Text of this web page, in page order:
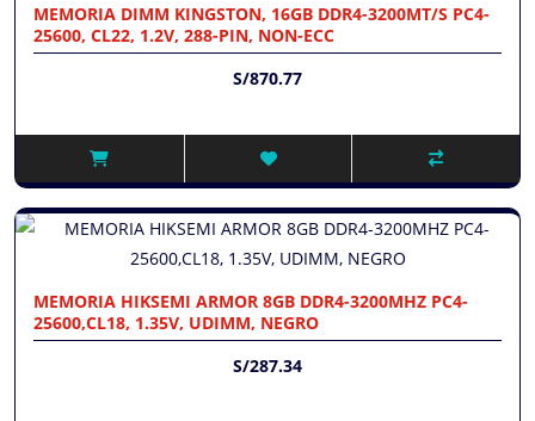
MEMORIA DIMM KINGSTON, 16GB DDR4-3200MT/S PC4-
25600, CL22, 1.2V, 288-PIN, NON-ECC
S/870.77
MEMORIA HIKSEMI ARMOR 8GB DDR4-3200MHZ PC4-
25600,CL18, 1.35V, UDIMM, NEGRO
S/287.34